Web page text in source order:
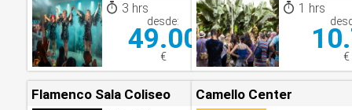
3 hrs
desde:
49.00
€
1 hrs
€
Flamenco Sala Coliseo Camello Center